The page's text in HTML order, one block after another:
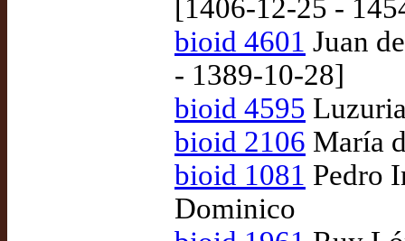
[1406-12-25 -
bioid 4601 Juan
- 1389-10-28]
bioid 4595
bioid 2106 María
bioid 1081 Pedro
Dominico